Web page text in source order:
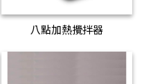
八點加熱攪拌器